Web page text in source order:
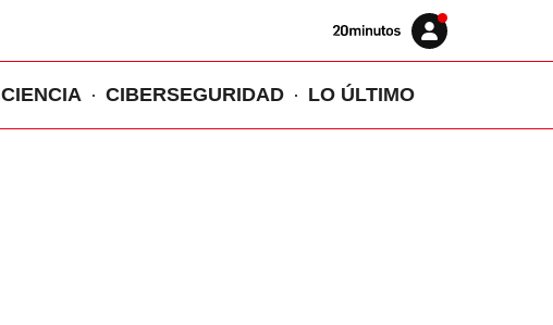
Volver
Iniciar
sesión
CIENCIA CIBERSEGURIDAD LO ÚLTIMO